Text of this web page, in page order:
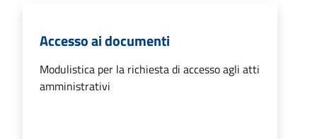
Accesso ai documenti
Modulistica per la richiesta di accesso agli atti
amministrativi